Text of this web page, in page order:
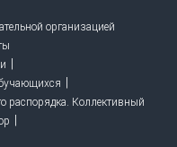
организацией
распорядка. Коллективный